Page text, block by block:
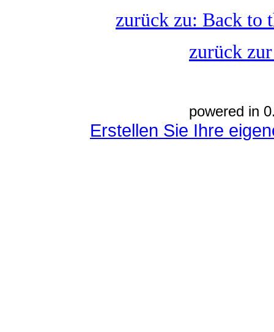
zurück zu: Back to
zurück
powered in
Erstellen Sie Ihre